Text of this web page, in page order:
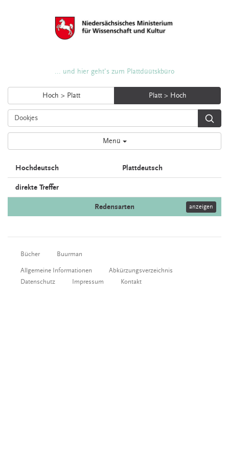
... und hier geht's zum Plattdüütskbüro
Hoch > Platt Platt > Hoch
Menü
Hochdeutsch Plattdeutsch
direkte Treffer
Redensarten anzeigen
Bücher Buurman
Allgemeine Informationen
Abkürzungsverzeichnis
Datenschutz
Impressum Kontakt